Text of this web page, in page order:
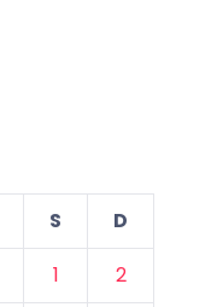
S
D
1
2